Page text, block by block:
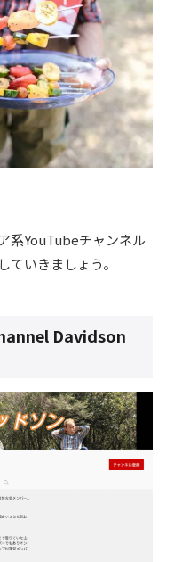
系YouTubeチャンネル
ていきましょう。
Davidson